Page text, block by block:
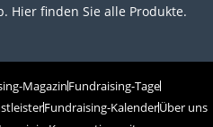
Hier finden Sie alle Produkte.
MagazinFundraising-Tage
Fundraising-KalenderÜber uns